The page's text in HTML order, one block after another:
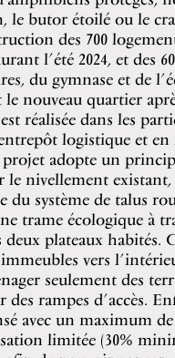
le butor étoilé ou le
des 700
l’été 2024, et des
du gymnase et de
nouveau quartier
réalisée dans les
logistique et en
projet adopte un
nivellement existant,
du système de talus
trame écologique à
plateaux habités.
vers
seulement des
rampes d’accès.
avec un maximum
limitée (30%